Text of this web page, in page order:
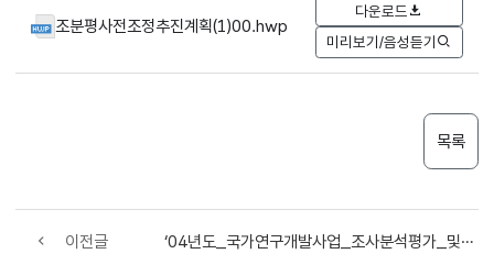
조분평사전조정추진계획(1)00.hwp
다운로드
미리보기/음성듣기
목록
이전글 ‘04년도_국가연구개발사업_조사분석평가_및_사전조정_추진계획등_제출